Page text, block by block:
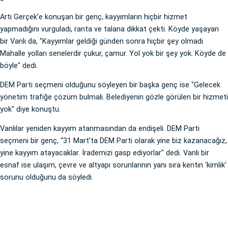
Artı Gerçek’e konuşan bir genç, kayyımların hiçbir hizmet
yapmadığını vurguladı, ranta ve talana dikkat çekti. Köyde yaşayan
bir Vanlı da, "Kayyımlar geldiği günden sonra hiçbir şey olmadı.
Mahalle yolları senelerdir çukur, çamur. Yol yok bir şey yok. Köyde de
böyle" dedi.
DEM Parti seçmeni olduğunu söyleyen bir başka genç ise "Gelecek
yönetim trafiğe çözüm bulmalı. Belediyenin gözle görülen bir hizmeti
yok" diye konuştu.
Vanlılar yeniden kayyım atanmasından da endişeli. DEM Parti
seçmeni bir genç, “31 Mart’ta DEM Parti olarak yine biz kazanacağız,
yine kayyım atayacaklar. İrademizi gasp ediyorlar" dedi. Vanlı bir
esnaf ise ulaşım, çevre ve altyapı sorunlarının yanı sıra kentin ‘kimlik’
sorunu olduğunu da söyledi.